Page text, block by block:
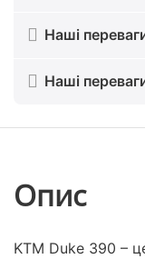
Наші
Наші
Опис
KTM Duke 390 –